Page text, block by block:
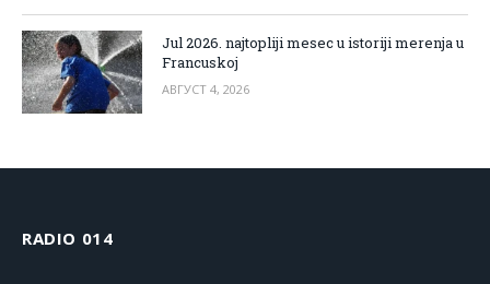
Jul 2026. najtopliji mesec u istoriji merenja u
Francuskoj
АВГУСТ 4, 2026
RADIO 014